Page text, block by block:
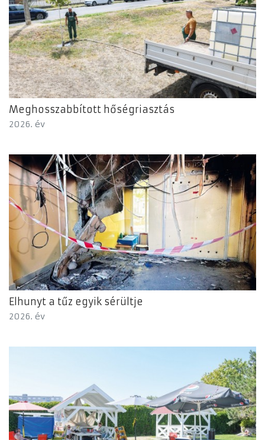
Meghosszabbított hőségriasztás
2026. év
Elhunyt a tűz egyik sérültje
2026. év